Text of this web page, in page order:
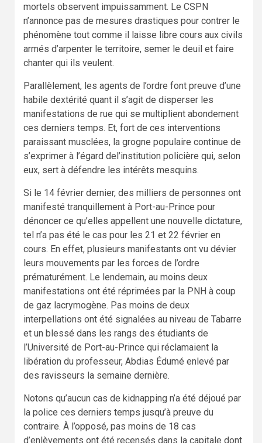
mortels observent impuissamment. Le CSPN
n’annonce pas de mesures drastiques pour contrer le
phénomène tout comme il laisse libre cours aux civils
armés d’arpenter le territoire, semer le deuil et faire
chanter qui ils veulent.
Parallèlement, les agents de l’ordre font preuve d’une
habile dextérité quant il s’agit de disperser les
manifestations de rue qui se multiplient abondement
ces derniers temps. Et, fort de ces interventions
paraissant musclées, la grogne populaire continue de
s’exprimer à l’égard del’institution policière qui, selon
eux, sert à défendre les intérêts mesquins.
Si le 14 février dernier, des milliers de personnes ont
manifesté tranquillement à Port-au-Prince pour
dénoncer ce qu’elles appellent une nouvelle dictature,
tel n’a pas été le cas pour les 21 et 22 février en
cours. En effet, plusieurs manifestants ont vu dévier
leurs mouvements par les forces de l’ordre
prématurément. Le lendemain, au moins deux
manifestations ont été réprimées par la PNH à coup
de gaz lacrymogène. Pas moins de deux
interpellations ont été signalées au niveau de Tabarre
et un blessé dans les rangs des étudiants de
l’Université de Port-au-Prince qui réclamaient la
libération du professeur, Abdias Édumé enlevé par
des ravisseurs la semaine dernière.
Notons qu’aucun cas de kidnapping n’a été déjoué par
la police ces derniers temps jusqu’à preuve du
contraire. À l’opposé, pas moins de 18 cas
d’enlèvements ont été recensés dans la capitale dont